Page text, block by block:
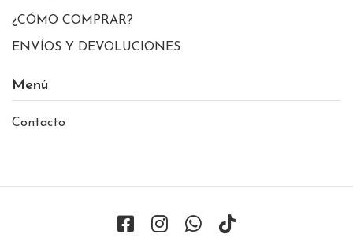
¿CÓMO COMPRAR?
ENVÍOS Y DEVOLUCIONES
Menú
Contacto